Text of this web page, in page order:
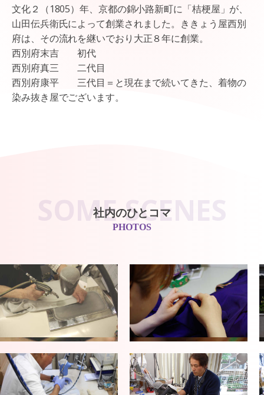
文化２（1805）年、京都の錦小路新町に「桔梗屋」が、
山田伝兵衛氏によって創業されました。ききょう屋西別
府は、その流れを継いでおり大正８年に創業。
西別府末吉 初代
西別府真三 二代目
西別府康平 三代目＝と現在まで続いてきた、着物の
染み抜き屋でございます。
SOME SCENES
社内のひとコマ
PHOTOS